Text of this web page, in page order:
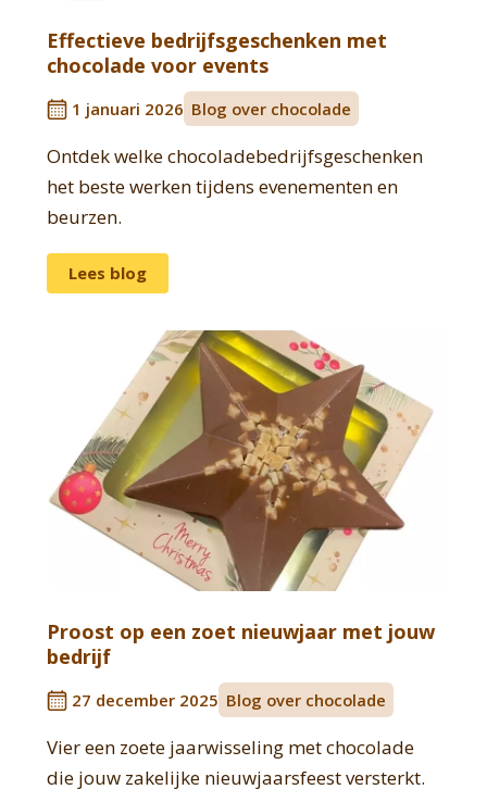
Effectieve bedrijfsgeschenken met
chocolade voor events
1 januari 2026 Blog over chocolade
Ontdek welke chocoladebedrijfsgeschenken
het beste werken tijdens evenementen en
beurzen.
Lees blog
Proost op een zoet nieuwjaar met jouw
bedrijf
27 december 2025 Blog over chocolade
Vier een zoete jaarwisseling met chocolade
die jouw zakelijke nieuwjaarsfeest versterkt.